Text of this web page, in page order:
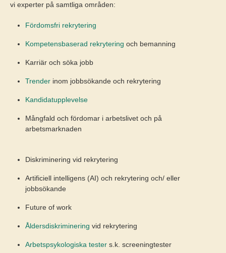
vi experter på samtliga områden:
Fördomsfri rekrytering
Kompetensbaserad rekrytering och bemanning
Karriär och söka jobb
Trender inom jobbsökande och rekrytering
Kandidatupplevelse
Mångfald och fördomar i arbetslivet och på
arbetsmarknaden
Diskriminering vid rekrytering
Artificiell intelligens (AI) och rekrytering och/ eller
jobbsökande
Future of work
Åldersdiskriminering vid rekrytering
Arbetspsykologiska tester s.k. screeningtester